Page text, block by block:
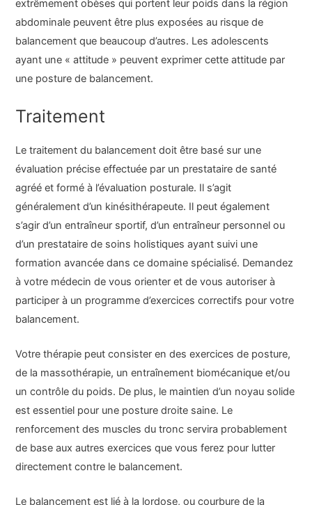
extrêmement obèses qui portent leur poids dans la région
abdominale peuvent être plus exposées au risque de
balancement que beaucoup d’autres. Les adolescents
ayant une « attitude » peuvent exprimer cette attitude par
une posture de balancement.
Traitement
Le traitement du balancement doit être basé sur une
évaluation précise effectuée par un prestataire de santé
agréé et formé à l’évaluation posturale. Il s’agit
généralement d’un kinésithérapeute. Il peut également
s’agir d’un entraîneur sportif, d’un entraîneur personnel ou
d’un prestataire de soins holistiques ayant suivi une
formation avancée dans ce domaine spécialisé. Demandez
à votre médecin de vous orienter et de vous autoriser à
participer à un programme d’exercices correctifs pour votre
balancement.
Votre thérapie peut consister en des exercices de posture,
de la massothérapie, un entraînement biomécanique et/ou
un contrôle du poids. De plus, le maintien d’un noyau solide
est essentiel pour une posture droite saine. Le
renforcement des muscles du tronc servira probablement
de base aux autres exercices que vous ferez pour lutter
directement contre le balancement.
Le balancement est lié à la lordose, ou courbure de la